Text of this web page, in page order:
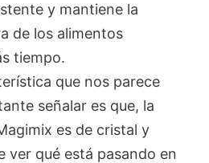
y mantiene la
de los alimentos
tiempo.
que nos parece
señalar es que, la
es de cristal y
ver qué está pasando en